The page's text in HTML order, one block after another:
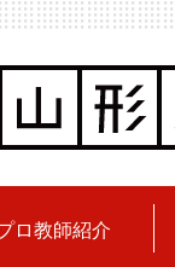
ロ教師紹介